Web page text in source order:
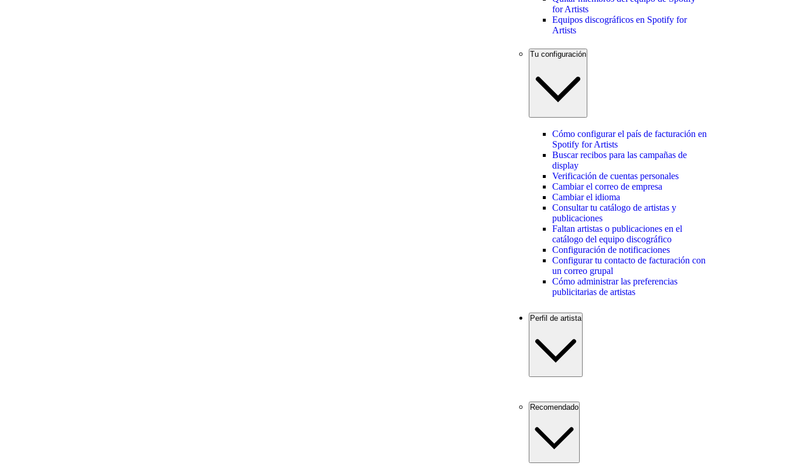
for Artists
Equipos discográficos en Spotify for
Artists
Tu configuración
Cómo configurar el país de facturación en
Spotify for Artists
Buscar recibos para las campañas de
display
Verificación de cuentas personales
Cambiar el correo de empresa
Cambiar el idioma
Consultar tu catálogo de artistas y
publicaciones
Faltan artistas o publicaciones en el
catálogo del equipo discográfico
Configuración de notificaciones
Configurar tu contacto de facturación con
un correo grupal
Cómo administrar las preferencias
publicitarias de artistas
Perfil de artista
Recomendado